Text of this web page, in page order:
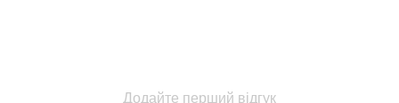
Додайте перший відгук